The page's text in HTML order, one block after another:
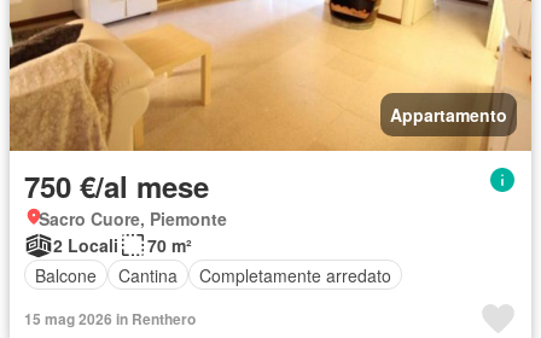
Appartamento
750 €/al mese
Sacro Cuore, Piemonte
2 Locali
70 m²
Balcone
Cantina Completamente arredato
15 mag 2026 in Renthero